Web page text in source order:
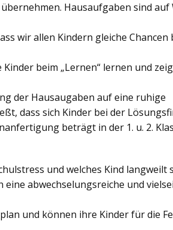
Hausaufgaben sind auf
wir allen Kindern gleiche Chancen
beim „Lernen“ lernen und
der Hausaugaben auf eine ruhige
dass sich Kinder bei der
beträgt in der 1. u. 2.
und welches Kind langweilt
eine abwechselungsreiche und
und können ihre Kinder für die